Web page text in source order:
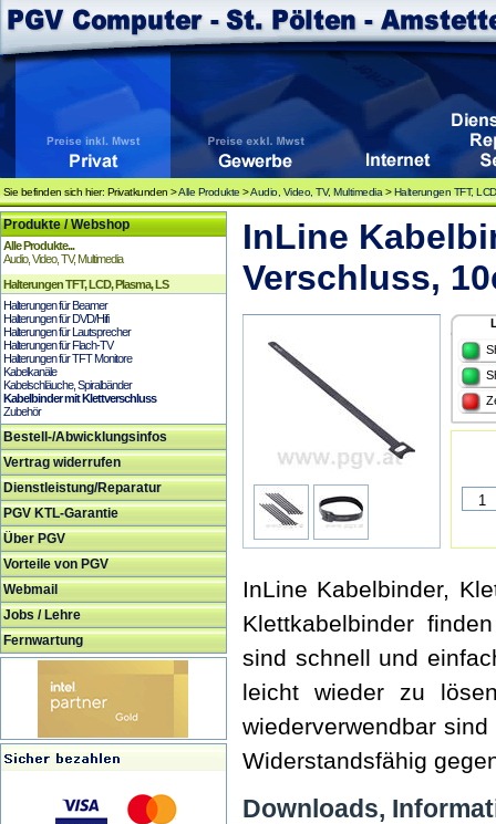
Sie befinden sich hier: Privatkunden >Alle Produkte >Audio, Video, TV, Multimedia >Halterungen TFT,
Produkte / Webshop
Alle Produkte...
Audio, Video, TV, Multimedia
Halterungen TFT, LCD, Plasma, LS
Halterungen für Beamer
Halterungen für DVD/Hifi
Halterungen für Lautsprecher
Halterungen für Flach-TV
Halterungen für TFT Monitore
Kabelkanäle
Kabelschläuche, Spiralbänder
Kabelbinder mit Klettverschluss
Zubehör
Bestell-/Abwicklungsinfos
Vertrag widerrufen
Dienstleistung/Reparatur
PGV KTL-Garantie
Über PGV
Vorteile von PGV
Webmail
Jobs / Lehre
Fernwartung
InLine
Verschluss,
InLine Kabelbinder,
Klettkabelbinder
sind schnell und
leicht wieder zu
wiederverwendbar
Widerstandsfähig
Downloads,